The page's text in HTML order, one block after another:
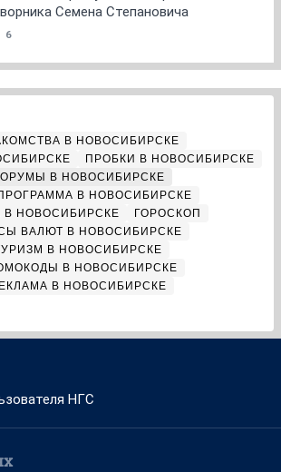
Семена Степановича
6
В НОВОСИБИРСКЕ
ПРОБКИ В НОВОСИБИРСКЕ
В НОВОСИБИРСКЕ
В НОВОСИБИРСКЕ
В НОВОСИБИРСКЕ
ГОРОСКОП
ВАЛЮТ В НОВОСИБИРСКЕ
В НОВОСИБИРСКЕ
В НОВОСИБИРСКЕ
В НОВОСИБИРСКЕ
НГС